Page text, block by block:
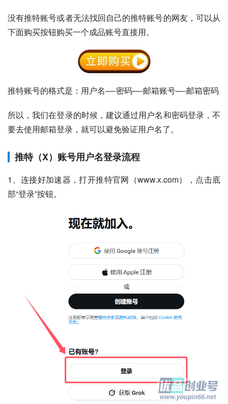
没有推特账号或者无法找回自己的推特账号的网友，可以从
下面购买按钮购买一个成品账号直接用。
推特账号的格式是：用户名—-密码—-邮箱账号—-邮箱密码
所以，我们在登录的时候，建议通过用户名和密码登录，不
要去使用邮箱登录，就可以避免验证用户名了。
推特（X）账号用户名登录流程
1、连接好加速器，打开推特官网（www.x.com），点击底
部“登录”按钮。